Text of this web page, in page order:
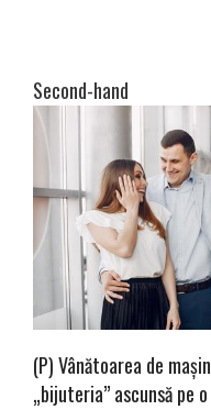
Second-hand
(P) Vânătoarea de
„bijuteria” ascunsă pe